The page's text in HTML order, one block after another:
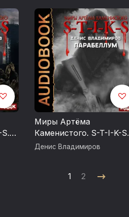
Миры Артёма
Каменистого. S-T-I-K-S.
Парабеллум
Денис Владимиров
1 2